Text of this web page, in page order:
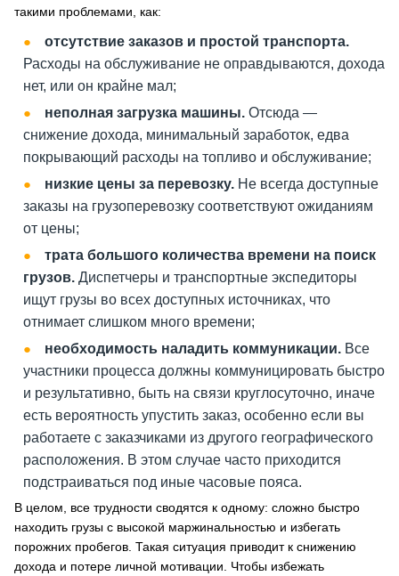
такими проблемами, как:
отсутствие заказов и простой транспорта.
Расходы на обслуживание не оправдываются, дохода
нет, или он крайне мал;
неполная загрузка машины. Отсюда —
снижение дохода, минимальный заработок, едва
покрывающий расходы на топливо и обслуживание;
низкие цены за перевозку. Не всегда доступные
заказы на грузоперевозку соответствуют ожиданиям
от цены;
трата большого количества времени на поиск
грузов. Диспетчеры и транспортные экспедиторы
ищут грузы во всех доступных источниках, что
отнимает слишком много времени;
необходимость наладить коммуникации. Все
участники процесса должны коммуницировать быстро
и результативно, быть на связи круглосуточно, иначе
есть вероятность упустить заказ, особенно если вы
работаете с заказчиками из другого географического
расположения. В этом случае часто приходится
подстраиваться под иные часовые пояса.
В целом, все трудности сводятся к одному: сложно быстро
находить грузы с высокой маржинальностью и избегать
порожних пробегов. Такая ситуация приводит к снижению
дохода и потере личной мотивации. Чтобы избежать